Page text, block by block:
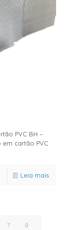
PVC BH –
em cartão PVC
Leia mais
7 8